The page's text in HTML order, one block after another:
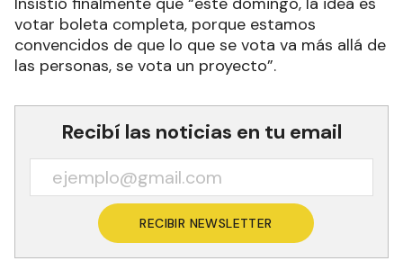
votar boleta completa, porque estamos
convencidos de que lo que se vota va más allá de
las personas, se vota un proyecto”.
Recibí las noticias en tu email
RECIBIR NEWSLETTER